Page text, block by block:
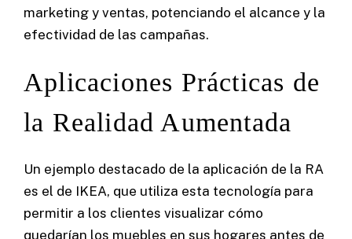
marketing y ventas, potenciando el alcance y la
efectividad de las campañas.
Aplicaciones Prácticas de
la Realidad Aumentada
Un ejemplo destacado de la aplicación de la RA
es el de IKEA, que utiliza esta tecnología para
permitir a los clientes visualizar cómo
quedarían los muebles en sus hogares antes de